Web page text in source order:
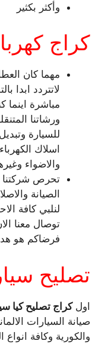
وأكثر بكثير
كراج
مهما كان
لاتتردد ابدا
مباشرة اينما
ورشاتنا
للسيارة
اسلاك
والاضواء
تحرص شركتنا
الصيانة
لنلبي كافة
توصال معنا
فرضاكم هو
تصليح
اولكراج تصليح كيا
صيانة السيارات
والكورية وكافة